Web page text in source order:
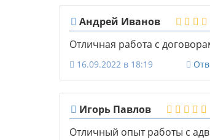
Андрей Иванов
Отличная работа с
16.09.2022 в 18:19
Игорь Павлов
Отличный опыт работы с